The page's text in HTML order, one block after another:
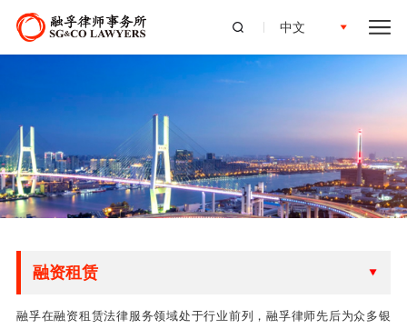
中文
融资租赁
融孚在融资租赁法律服务领域处于行业前列，融孚律师先后为众多银